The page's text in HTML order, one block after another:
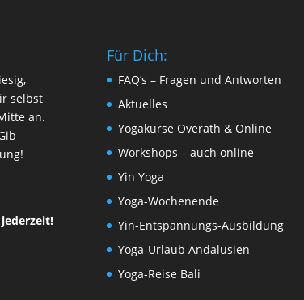
selbst
an.
Für Dich:
FAQ’s – Fragen und Antworten
Aktuelles
Yogakurse Overath & Online
Workshops – auch online
Yin Yoga
Yoga-Wochenende
Yin-Entspannungs-Ausbildung
Yoga-Urlaub Andalusien
Yoga-Reise Bali